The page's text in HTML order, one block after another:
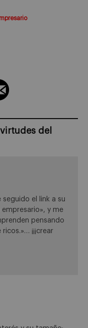
del
el link a su
y me
pensando
¡¡¡crear